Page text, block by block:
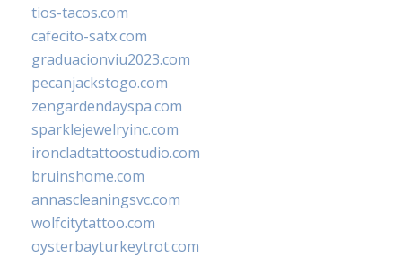
tios-tacos.com
cafecito-satx.com
graduacionviu2023.com
pecanjackstogo.com
zengardendayspa.com
sparklejewelryinc.com
ironcladtattoostudio.com
bruinshome.com
annascleaningsvc.com
wolfcitytattoo.com
oysterbayturkeytrot.com